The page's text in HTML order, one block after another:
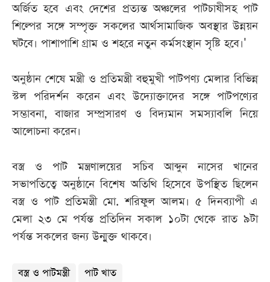
অর্জিত হবে এবং দেশের প্রত্যন্ত অঞ্চলের পাটচাষীসহ পাট
শিল্পের সঙ্গে সম্পৃক্ত সকলের আর্থসামাজিক অবস্থার উন্নয়ন
ঘটবে। পাশাপাশি গ্রাম ও শহরে নতুন কর্মসংস্থান সৃষ্টি হবে।'
অনুষ্ঠান শেষে মন্ত্রী ও প্রতিমন্ত্রী বহুমুখী পাটপণ্য মেলার বিভিন্ন
স্টল পরিদর্শন করেন এবং উদ্যোক্তাদের সঙ্গে পাটপণ্যের
সম্ভাবনা, বাজার সম্প্রসারণ ও বিদ্যমান সমস্যাবলি নিয়ে
আলোচনা করেন।
বস্ত্র ও পাট মন্ত্রণালয়ের সচিব আব্দুন নাসের খানের
সভাপতিত্বে অনুষ্ঠানে বিশেষ অতিথি হিসেবে উপস্থিত ছিলেন
বস্ত্র ও পাট প্রতিমন্ত্রী মো. শরিফুল আলম। ৫ দিনব্যাপী এ
মেলা ২৩ মে পর্যন্ত প্রতিদিন সকাল ১০টা থেকে রাত ৯টা
পর্যন্ত সকলের জন্য উন্মুক্ত থাকবে।
বস্ত্র ও পাটমন্ত্রী পাট খাত